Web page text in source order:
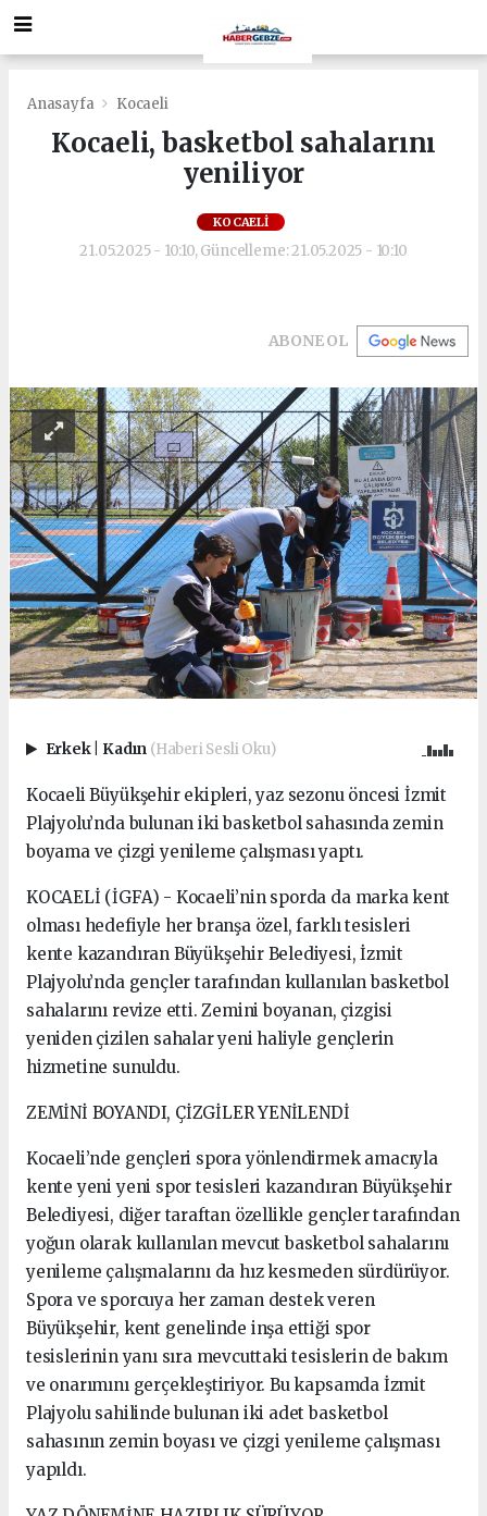
Anasayfa Kocaeli
Kocaeli, basketbol sahalarını
yeniliyor
KOCAELI
21.05.2025 - 10:10, Güncelleme: 21.05.2025 - 10:10
ABONE OL
Erkek Kadın (Haberi Sesli Oku)
Kocaeli Büyükşehir ekipleri, yaz sezonu öncesi İzmit
Plajyolu’nda bulunan iki basketbol sahasında zemin
boyama ve çizgi yenileme çalışması yaptı.
KOCAELİ (İGFA) - Kocaeli’nin sporda da marka kent
olması hedefiyle her branşa özel, farklı tesisleri
kente kazandıran Büyükşehir Belediyesi, İzmit
Plajyolu’nda gençler tarafından kullanılan basketbol
sahalarını revize etti. Zemini boyanan, çizgisi
yeniden çizilen sahalar yeni haliyle gençlerin
hizmetine sunuldu.
ZEMİNİ BOYANDI, ÇİZGİLER YENİLENDİ
Kocaeli’nde gençleri spora yönlendirmek amacıyla
kente yeni yeni spor tesisleri kazandıran Büyükşehir
Belediyesi, diğer taraftan özellikle gençler tarafından
yoğun olarak kullanılan mevcut basketbol sahalarını
yenileme çalışmalarını da hız kesmeden sürdürüyor.
Spora ve sporcuya her zaman destek veren
Büyükşehir, kent genelinde inşa ettiği spor
tesislerinin yanı sıra mevcuttaki tesislerin de bakım
ve onarımını gerçekleştiriyor. Bu kapsamda İzmit
Plajyolu sahilinde bulunan iki adet basketbol
sahasının zemin boyası ve çizgi yenileme çalışması
yapıldı.